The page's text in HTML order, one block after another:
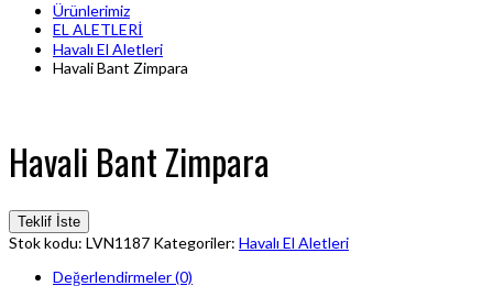
Ürünlerimiz
EL ALETLERİ
Havalı El Aletleri
Havali Bant Zimpara
Havali Bant Zimpara
Teklif İste
Stok kodu: LVN1187 Kategoriler: Havalı El Aletleri
Değerlendirmeler (0)